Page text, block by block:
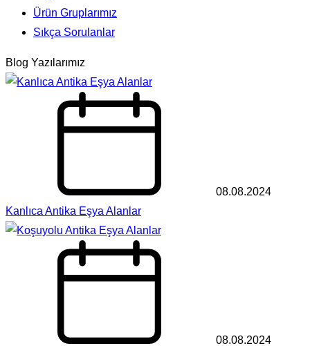
Ürün Gruplarımız
Sıkça Sorulanlar
Blog Yazılarımız
08.08.2024
Kanlıca Antika Eşya Alanlar
08.08.2024